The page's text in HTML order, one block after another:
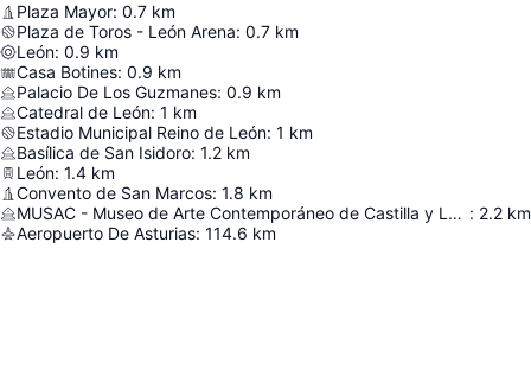
Plaza Mayor: 0.7 km
Plaza de Toros - León Arena: 0.7 km
León: 0.9 km
Casa Botines: 0.9 km
Palacio De Los Guzmanes: 0.9 km
Catedral de León: 1 km
Estadio Municipal Reino de León: 1 km
Basílica de San Isidoro: 1.2 km
León: 1.4 km
Convento de San Marcos: 1.8 km
MUSAC - Museo de Arte Contemporáneo de Castilla y León : 2.2 km
Aeropuerto De Asturias: 114.6 km